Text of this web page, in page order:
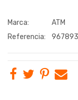
Marca:
ATM
Referencia: